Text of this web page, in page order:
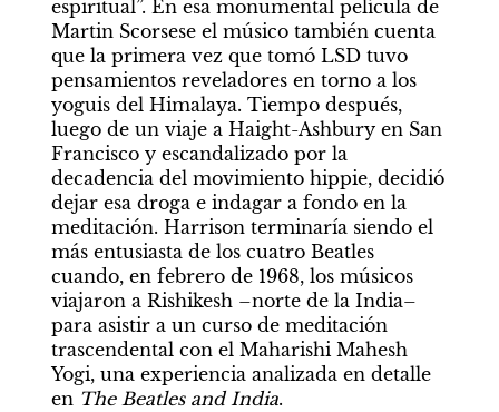
espiritual”. En esa monumental película de
Martin Scorsese el músico también cuenta
que la primera vez que tomó LSD tuvo
pensamientos reveladores en torno a los
yoguis del Himalaya. Tiempo después,
luego de un viaje a Haight-Ashbury en San
Francisco y escandalizado por la
decadencia del movimiento hippie, decidió
dejar esa droga e indagar a fondo en la
meditación. Harrison terminaría siendo el
más entusiasta de los cuatro Beatles
cuando, en febrero de 1968, los músicos
viajaron a Rishikesh –norte de la India–
para asistir a un curso de meditación
trascendental con el Maharishi Mahesh
Yogi, una experiencia analizada en detalle
en The Beatles and India.